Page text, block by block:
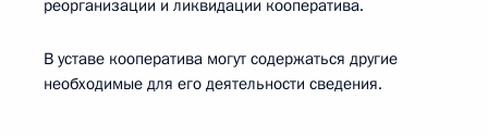
реорганизации и ликвидации кооператива.
В уставе кооператива могут содержаться другие
необходимые для его деятельности сведения.